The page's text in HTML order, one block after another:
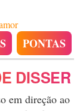
PONTAS
DISSER
em direção ao